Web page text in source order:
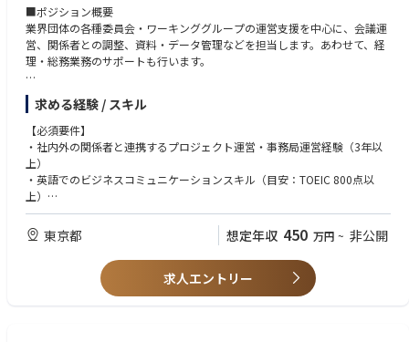
■ポジション概要
業界団体の各種委員会・ワーキンググループの運営支援を中心に、会議運
営、関係者との調整、資料・データ管理などを担当します。あわせて、経
理・総務業務のサポートも行います。
■主な業務内容
・委員会・会議・イベントの運営サポート（会議調整、議事録作成、参加
者対応等）
・スケジュール管理、進捗管理、関係者との連絡調整
・各種資料・文書・データベース・Webサイトの管理・更新
・調査・アンケートの実施および集計
・セミナー・ワークショップ・業界イベント運営支援
・経理業務（請求・支払処理、会計データ入力、入金管理等）の補助
・総務業務（社内イベント運営、備品管理、電話対応等）の補助
求める経験 / スキル
【必須要件】
・社内外の関係者と連携するプロジェクト運営・事務局運営経験（3年以
上）
・英語でのビジネスコミュニケーションスキル（目安：TOEIC 800点以
上）
・技術分野への関心があり、積極的に学習できる方
【歓迎要件】
・秘書・アシスタント経験
・経理業務経験（請求・入金管理等）
・技術文書・各種資料作成経験
東京都 想定年収 450 万円 ~ 非公開
求人エントリー